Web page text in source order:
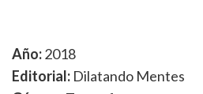
Año:2018
Editorial: Dilatando Mentes